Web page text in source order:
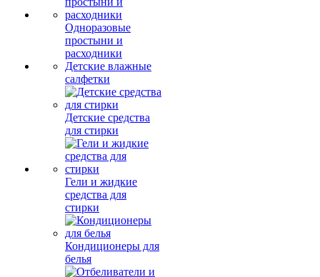
Одноразовые
простыни и
расходники
Детские влажные
салфетки
Детские средства
для стирки
Гели и жидкие
средства для
стирки
Кондиционеры для
белья